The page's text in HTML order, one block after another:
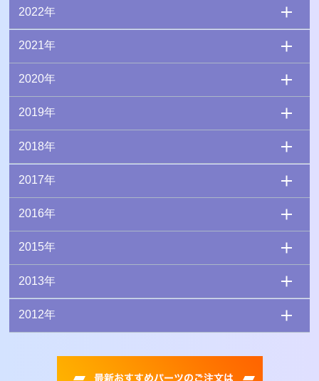
2022年
2021年
2020年
2019年
2018年
2017年
2016年
2015年
2013年
2012年